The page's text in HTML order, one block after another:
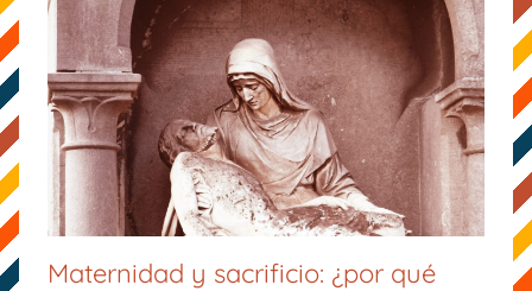
Maternidad y sacrificio: ¿por qué